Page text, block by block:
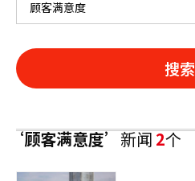
搜索
‘顾客满意度’新闻2个